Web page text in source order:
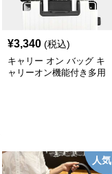
¥3,340 (税込)
キャリー オン バッグ キ
ャリーオン機能付き多用
人気